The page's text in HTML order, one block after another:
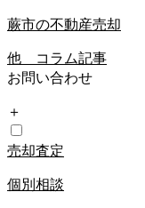
蕨市の不動産売却
他 コラム記事
お問い合わせ
＋
売却査定
個別相談